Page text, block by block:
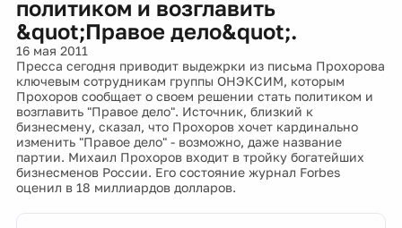
политиком и возглавить
&quot;Правое дело&quot;.
16 мая 2011
Пресса сегодня приводит выдежрки из письма Прохорова
ключевым сотрудникам группы ОНЭКСИМ, которым
Прохоров сообщает о своем решении стать политиком и
возглавить "Правое дело". Источник, близкий к
бизнесмену, сказал, что Прохоров хочет кардинально
изменить "Правое дело" - возможно, даже название
партии. Михаил Прохоров входит в тройку богатейших
бизнесменов России. Его состояние журнал Forbes
оценил в 18 миллиардов долларов.